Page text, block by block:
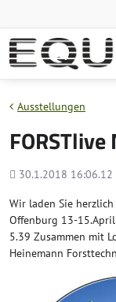
Ausstellungen
Hinzugefügt
30.1.2018 16:06.12
Wir laden Sie herzlich
Offenburg 13-
5.39 Zusammen mit
Heinemann